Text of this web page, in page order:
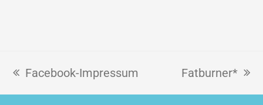
Facebook-Impressum Fatburner*